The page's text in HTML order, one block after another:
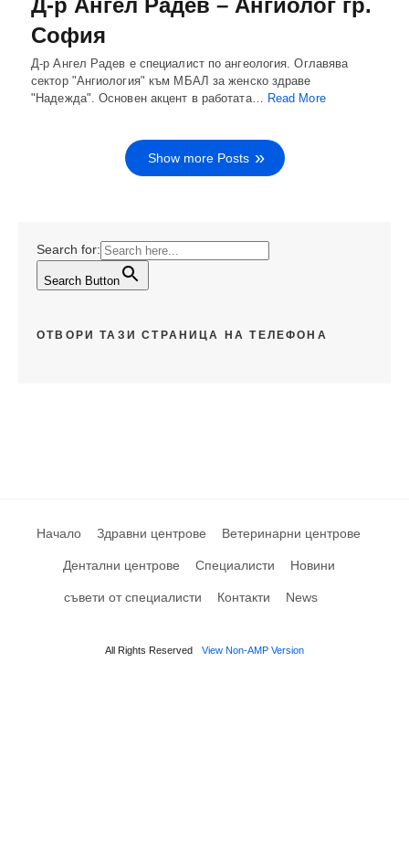
София
Д-р Ангел Радев е специалист по ангеология. Оглавява
сектор "Ангиология" към МБАЛ за женско здраве
"Надежда". Основен акцент в работата…
Read More
Show more Posts
Search for:
Search Button
ОТВОРИ ТАЗИ СТРАНИЦА НА ТЕЛЕФОНА
Начало Здравни центрове Ветеринарни центрове
Дентални центрове Специалисти Новини
съвети от специалисти Контакти News
All Rights Reserved View Non-AMP Version